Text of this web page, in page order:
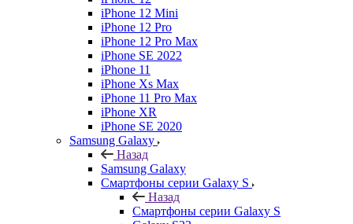
iPhone 12 Mini
iPhone 12 Pro
iPhone 12 Pro Max
iPhone SE 2022
iPhone 11
iPhone Xs Max
iPhone 11 Pro Max
iPhone XR
iPhone SE 2020
Samsung Galaxy
Назад
Samsung Galaxy
Смартфоны серии Galaxy S
Назад
Смартфоны серии Galaxy S